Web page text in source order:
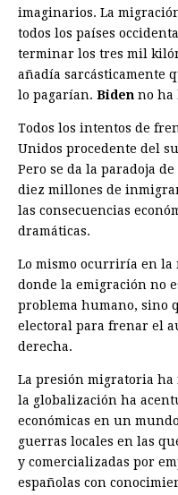
imaginarios. La
todos los países
terminar los tres mil
añadía sarcásticamente
lo pagarían. Biden no ha
Todos los intentos de
Unidos procedente del
Pero se da la paradoja
diez millones de
las consecuencias
dramáticas.
Lo mismo ocurriría en la
donde la emigración no
problema humano, sino
electoral para frenar el
derecha.
La presión migratoria ha
la globalización ha
económicas en un
guerras locales en las
y comercializadas por
españolas con